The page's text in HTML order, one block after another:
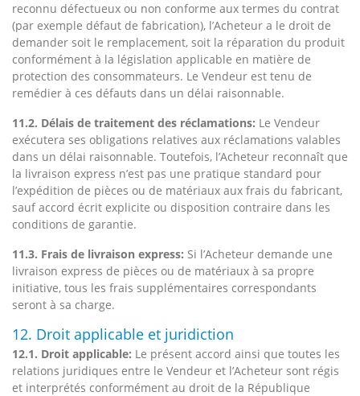
reconnu défectueux ou non conforme aux termes du contrat
(par exemple défaut de fabrication), l’Acheteur a le droit de
demander soit le remplacement, soit la réparation du produit
conformément à la législation applicable en matière de
protection des consommateurs. Le Vendeur est tenu de
remédier à ces défauts dans un délai raisonnable.
11.2. Délais de traitement des réclamations: Le Vendeur
exécutera ses obligations relatives aux réclamations valables
dans un délai raisonnable. Toutefois, l’Acheteur reconnaît que
la livraison express n’est pas une pratique standard pour
l’expédition de pièces ou de matériaux aux frais du fabricant,
sauf accord écrit explicite ou disposition contraire dans les
conditions de garantie.
11.3. Frais de livraison express: Si l’Acheteur demande une
livraison express de pièces ou de matériaux à sa propre
initiative, tous les frais supplémentaires correspondants
seront à sa charge.
12. Droit applicable et juridiction
12.1. Droit applicable: Le présent accord ainsi que toutes les
relations juridiques entre le Vendeur et l’Acheteur sont régis
et interprétés conformément au droit de la République